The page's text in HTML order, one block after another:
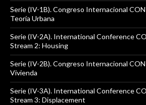
Serie (IV-1B). Congreso Internacional
Teoría Urbana
Serie (IV-2A). International Conference
Stream 2: Housing
Serie (IV-2B). Congreso Internacional
Vivienda
Serie (IV-3A). International Conference
Stream 3: Displacement